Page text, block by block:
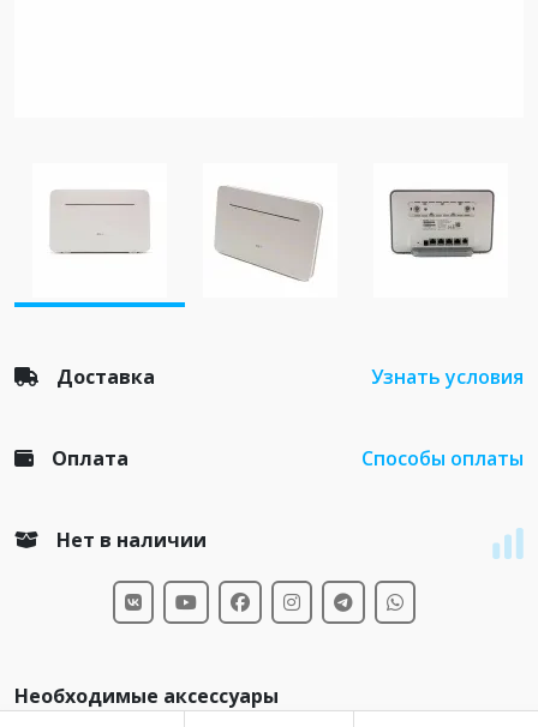
Доставка Узнать условия
Оплата Способы оплаты
Нет в наличии
Необходимые аксессуары